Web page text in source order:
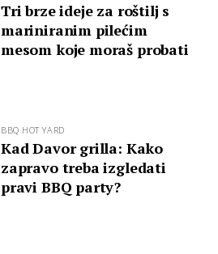
Tri brze ideje za roštilj s
mariniranim pilećim
mesom koje moraš probati
BBQ HOT YARD
Kad Davor grilla: Kako
zapravo treba izgledati
pravi BBQ party?